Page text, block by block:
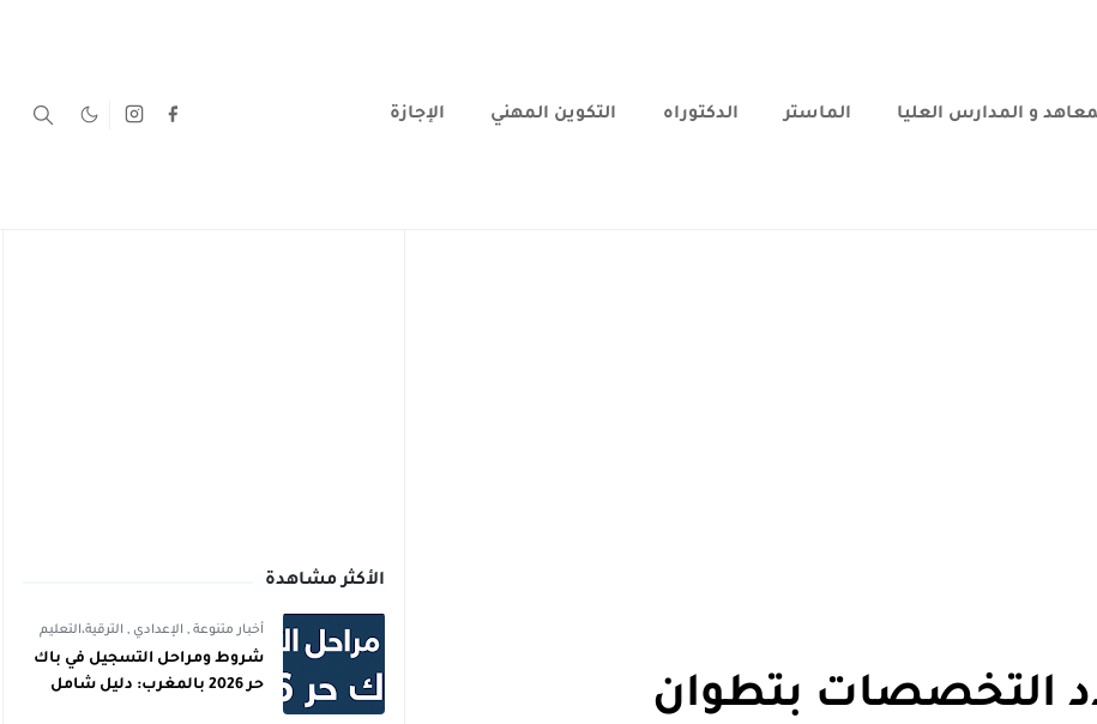
و المدارس العليا الماستر الدكتوراه التكوين المهني الإجازة
الأكثر مشاهدة
أخبار متنوعة, الإعدادي, الترقية،التعليم
شروط ومراحل التسجيل في باك
حر 2026 بالمغرب: دليل شامل